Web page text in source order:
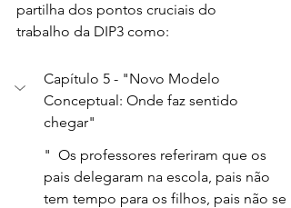
partilha dos pontos cruciais do
trabalho da DIP3 como:
Capítulo 5 - "Novo Modelo
Conceptual: Onde faz sentido
chegar"
"  Os professores referiram que os
pais delegaram na escola, pais não
tem tempo para os filhos, pais não se